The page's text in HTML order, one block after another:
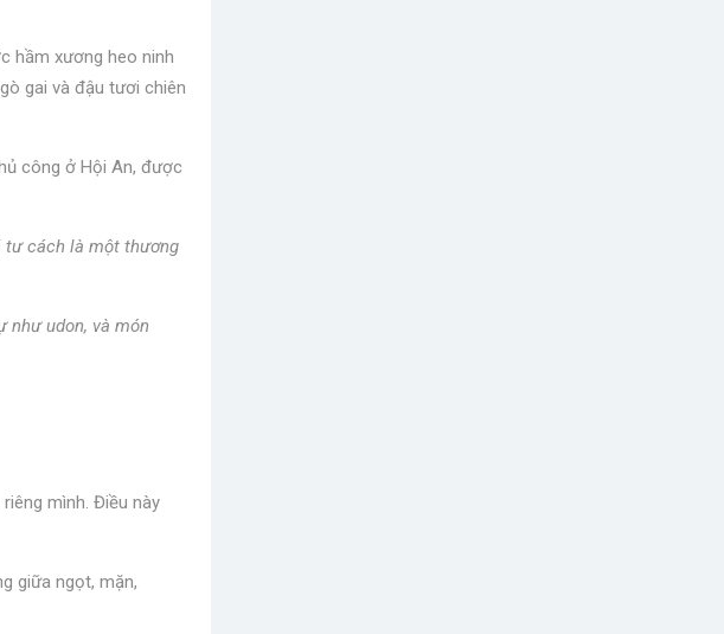
hầm xương heo ninh
gai và đậu tươi chiên
công ở Hội An, được
tư cách là một thương
như udon, và món
mình. Điều này
giữa ngọt, mặn,